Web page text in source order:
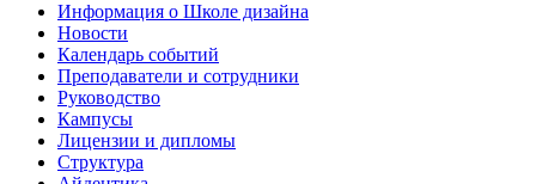
Информация о Школе дизайна
Новости
Календарь событий
Преподаватели и сотрудники
Руководство
Кампусы
Лицензии и дипломы
Структура